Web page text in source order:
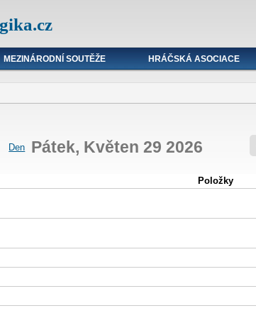
MEZINÁRODNÍ SOUTĚŽE HRÁČSKÁ ASOCIACE
Den Pátek, Květen 29 2026
Položky